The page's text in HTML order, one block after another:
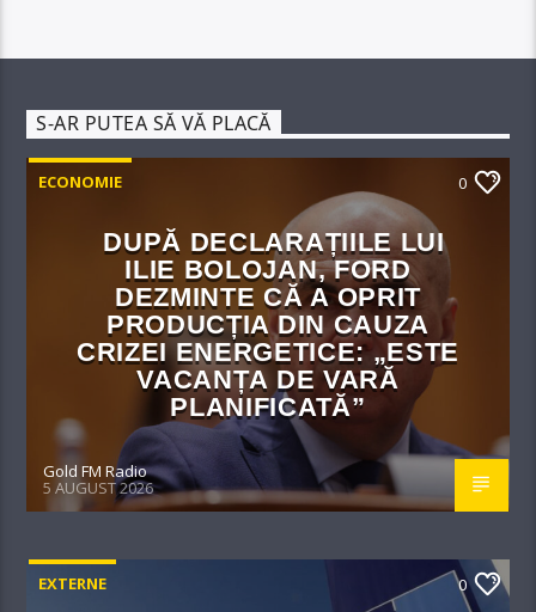
S-AR PUTEA SĂ VĂ PLACĂ
ECONOMIE 0
DUPĂ DECLARAȚIILE LUI
ILIE BOLOJAN, FORD
DEZMINTE CĂ A OPRIT
PRODUCȚIA DIN CAUZA
CRIZEI ENERGETICE: „ESTE
VACANȚA DE VARĂ
PLANIFICATĂ”
Gold FM Radio
5 AUGUST 2026
EXTERNE 0